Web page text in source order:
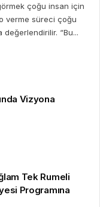
çoğu insan için
verme süreci çoğu
değerlendirilir. “Bu...
Vizyona
Tek Rumeli
Programına